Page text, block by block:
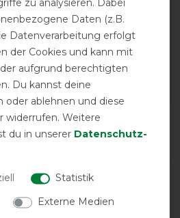
Off Rain & Neck
Reviews
14
Rating
4.7/5
Daten (z.B.
Datenverarbeitung erfolgt
der Cookies und kann mit
aufgrund berechtigten
Du kannst deine
ablehnen und diese
widerrufen. Weitere
du in unserer Daten­schutz­
Statistik
Externe Medien